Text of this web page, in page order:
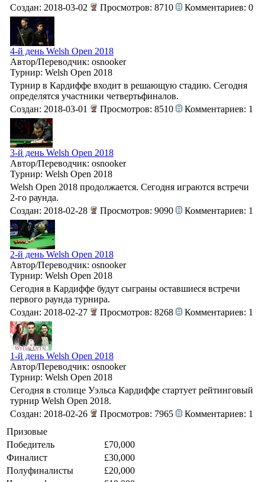
Создан: 2018-03-02
Просмотров: 8710 Комментариев: 0
4-й день Welsh Open 2018
Автор/Переводчик: osnooker
Турнир: Welsh Open 2018
Турнир в Кардиффе входит в решающую стадию. Сегодня
определятся участники четвертьфиналов.
Создан: 2018-03-01
Просмотров: 8510 Комментариев: 1
3-й день Welsh Open 2018
Автор/Переводчик: osnooker
Турнир: Welsh Open 2018
Welsh Open 2018 продолжается. Сегодня играются встречи
2-го раунда.
Создан: 2018-02-28
Просмотров: 9090 Комментариев: 1
2-й день Welsh Open 2018
Автор/Переводчик: osnooker
Турнир: Welsh Open 2018
Сегодня в Кардиффе будут сыграны оставшиеся встречи
первого раунда турнира.
Создан: 2018-02-27
Просмотров: 8268 Комментариев: 1
1-й день Welsh Open 2018
Автор/Переводчик: osnooker
Турнир: Welsh Open 2018
Сегодня в столице Уэльса Кардиффе стартует рейтинговый
турнир Welsh Open 2018.
Создан: 2018-02-26
Просмотров: 7965
Комментариев: 1
Призовые
Победитель
£70,000
Финалист
£30,000
Полуфиналисты
£20,000